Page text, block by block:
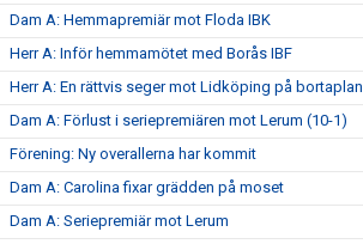
Dam A: Hemmapremiär mot Floda IBK
Herr A: Inför hemmamötet med Borås IBF
Herr A: En rättvis seger mot Lidköping på bortaplan
Dam A: Förlust i seriepremiären mot Lerum (10-1)
Förening: Ny overallerna har kommit
Dam A: Carolina fixar grädden på moset
Dam A: Seriepremiär mot Lerum